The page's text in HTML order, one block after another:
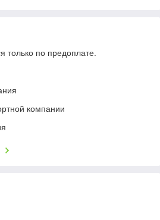
только по предоплате.
компании